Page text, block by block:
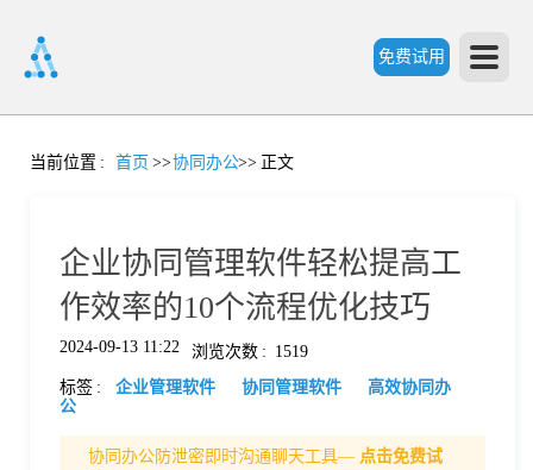
免费试用
首
当前位置 : 首页 >>协同办公>> 正文
企业协同管理软件轻松提高工
作效率的10个流程优化技巧
2024-09-13 11:22 浏览次数 : 1519
标签 : 企业管理软件 协同管理软件
高效协同办
公
协同办公防泄密即时沟通聊天工具— 点击免费试